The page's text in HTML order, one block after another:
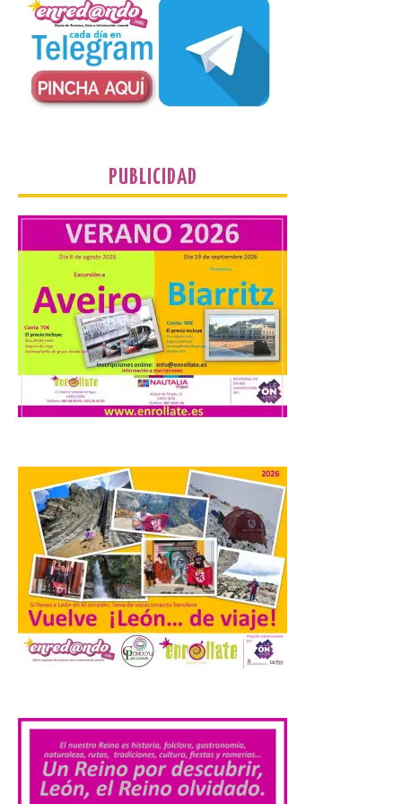
La Universidad de León
distribuye folletos con la
programación del evento
del eclipse solar que
organiza con la ESA y el
Los materiales ya pueden
recogerse gratuitamente
en la Oficina de
Información Turística de
León e incluyen, además
del programa del evento, una guía
práctica con recomendaciones
elaboradas por especialistas para
observar el eclipse con seguridad León, 7
de agosto de 2026. La programación […]
disfrutar el eclipse total
del 12 de agosto
7 Ago 2026
Durante los días 1 y 2 de
agosto, tanto el público
infantil como el adulto
pudo disfrutar de un
planetario que se instaló
en el polideportivo municipal, con pases
de mañana dedicados preferentemente al
público infantil y, el resto del […]
Más de 200.000 jóvenes
nacidos en 2008 ya han
solicitado el Bono Cultural
Joven 2026 en su primer
PUBLICIDAD